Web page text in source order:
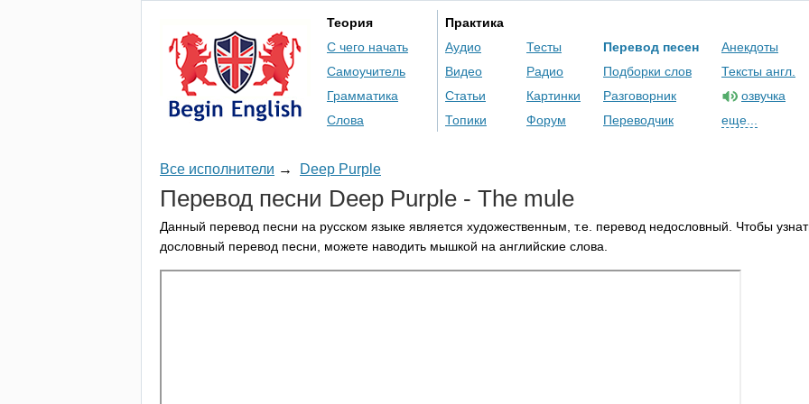
Теория
С чего начать
Самоучитель
Грамматика
Слова
Практика
Аудио
Видео
Статьи
Топики
Тесты
Радио
Картинки
Форум
Перевод песен
Подборки слов
Разговорник
Переводчик
Анекдоты
Тексты англ.
озвучка
еще...
Все исполнители → Deep Purple
Перевод песни Deep Purple - The mule
Данный перевод песни на русском языке является художественным, т.е. перевод недословный. Чтобы
дословный перевод песни, можете наводить мышкой на английские слова.